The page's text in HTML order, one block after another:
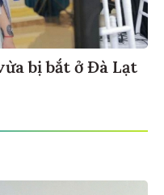
bị bắt ở Đà Lạt